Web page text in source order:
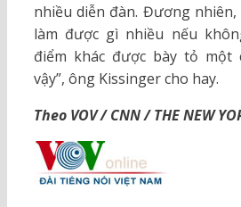
nhiều diễn đàn. Đương
làm được gì nhiều nếu
điểm khác được bày tỏ một
vậy”, ông Kissinger cho hay.
Theo VOV / CNN / THE NEW